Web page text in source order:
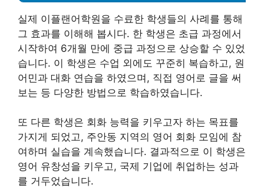
실제 이플랜어학원을 수료한 학생들의 사례를 통해
그 효과를 이해해 봅시다. 한 학생은 초급 과정에서
시작하여 6개월 만에 중급 과정으로 상승할 수 있었
습니다. 이 학생은 수업 외에도 꾸준히 복습하고, 원
어민과 대화 연습을 하였으며, 직접 영어로 글을 써
보는 등 다양한 방법으로 학습하였습니다.
또 다른 학생은 회화 능력을 키우고자 하는 목표를
가지게 되었고, 주안동 지역의 영어 회화 모임에 참
여하며 실습을 계속했습니다. 결과적으로 이 학생은
영어 유창성을 키우고, 국제 기업에 취업하는 성과
를 거두었습니다.